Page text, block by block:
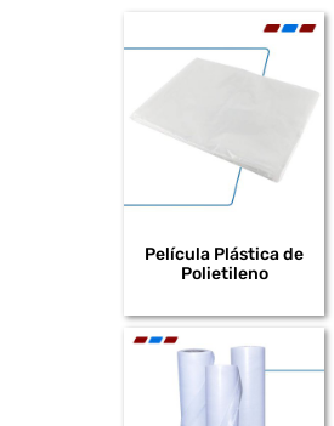
Película Plástica de
Polietileno